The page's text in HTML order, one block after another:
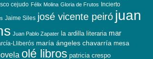
cejudo Félix Molina Gloria de Frutos
Incierto
Jaime Siles josé vicente peiró juan
Juan Pablo Zapater la ardilla literaria mar
Lliberós maría ángeles chavarría mesa
olé libros patricia crespo